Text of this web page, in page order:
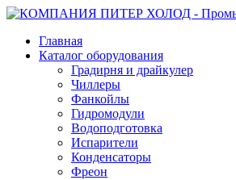
Главная
Каталог оборудования
Градирня и драйкулер
Чиллеры
Фанкойлы
Гидромодули
Водоподготовка
Испарители
Конденсаторы
Фреон